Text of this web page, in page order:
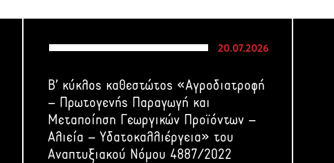
20.07.2026
Β’ κύκλος καθεστώτος «Αγροδιατροφή
– Πρωτογενής Παραγωγή και
Μεταποίηση Γεωργικών Προϊόντων –
Αλιεία – Υδατοκαλλιέργεια» του
Αναπτυξιακού Νόμου 4887/2022